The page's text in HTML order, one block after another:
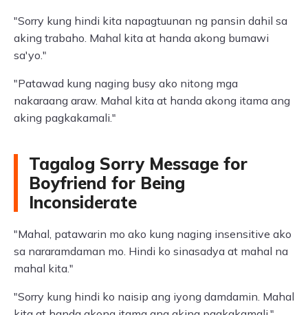
"Sorry kung hindi kita napagtuunan ng pansin dahil sa
aking trabaho. Mahal kita at handa akong bumawi
sa'yo."
"Patawad kung naging busy ako nitong mga
nakaraang araw. Mahal kita at handa akong itama ang
aking pagkakamali."
Tagalog Sorry Message for
Boyfriend for Being
Inconsiderate
"Mahal, patawarin mo ako kung naging insensitive ako
sa nararamdaman mo. Hindi ko sinasadya at mahal na
mahal kita."
"Sorry kung hindi ko naisip ang iyong damdamin. Mahal